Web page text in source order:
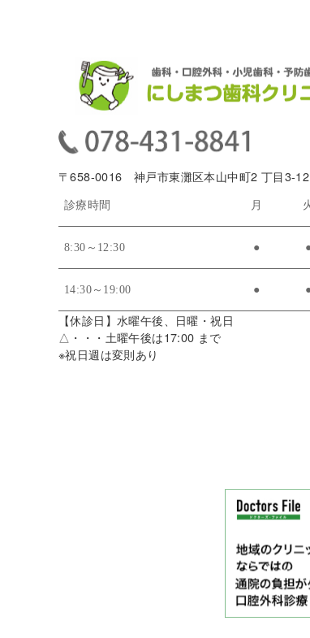
〒658-0016 神戸市東灘区本山中町2 丁目3-
診療時間 月
8:30～12:30 ●
14:30～19:00 ●
【休診日】水曜午後、日曜・祝日
△・・・土曜午後は17:00 まで
※祝日週は変則あり